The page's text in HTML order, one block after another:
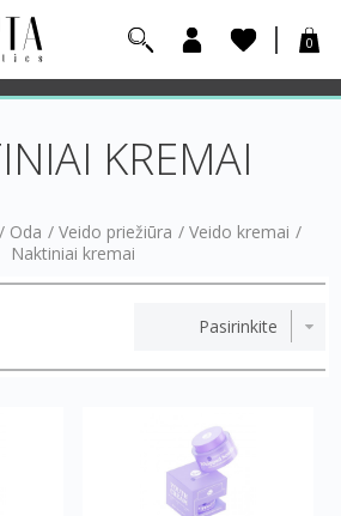
0
KREMAI
/ Oda / Veido priežiūra / Veido kremai /
Naktiniai kremai